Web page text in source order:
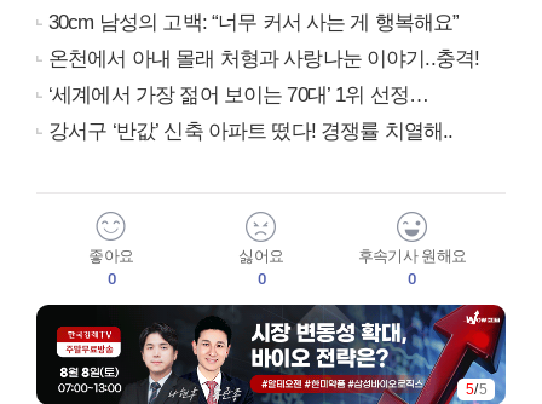
30cm 남성의 고백: “너무 커서 사는 게 행복해요”
온천에서 아내 몰래 처형과 사랑나눈 이야기..충격!
‘세계에서 가장 젊어 보이는 70대’ 1위 선정…
강서구 ‘반값’ 신축 아파트 떴다! 경쟁률 치열해..
좋아요
0
싫어요
0
후속기사 원해요
0
5/5